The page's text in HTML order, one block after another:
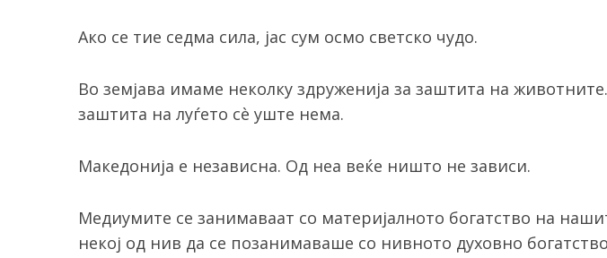
Ако се тие седма сила, јас сум осмо светско чудо.
Во земјава имаме неколку здруженија за заштита на
заштита на луѓето сè уште нема.
Македонија е независна. Од неа веќе ништо не зависи.
Медиумите се занимаваат со материјалното богатство на
некој од нив да се позанимаваше со нивното духовно
a
r
h
r